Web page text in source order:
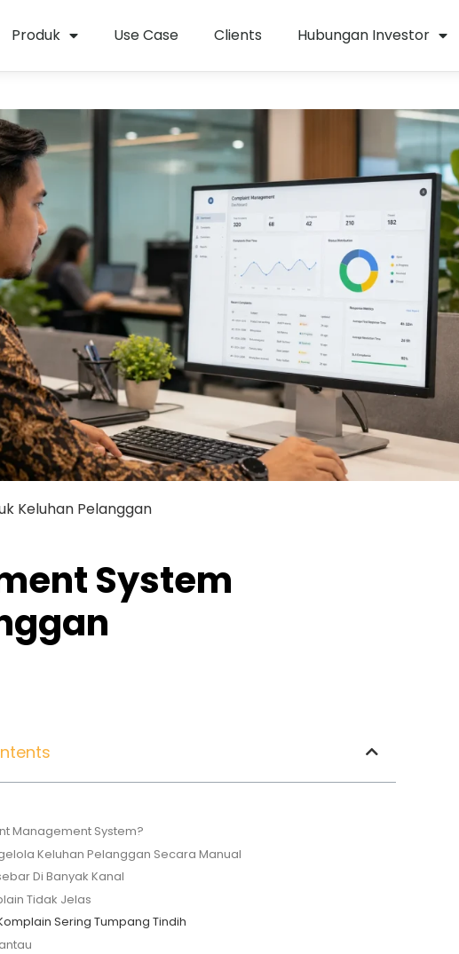
Produk Use Case Clients Hubungan Investor
Keluhan Pelanggan
System
Management System?
Keluhan Pelanggan Secara Manual
Di Banyak Kanal
Tidak Jelas
Sering Tumpang Tindih